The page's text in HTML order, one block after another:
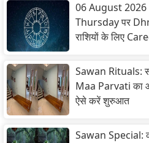
06 August
Thursday पर
राशियों के लिए
Sawan Rituals:
Maa Parvati का
ऐसे करें शुरुआत
Sawan Special: